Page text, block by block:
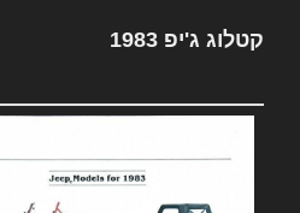
קטלוג ג'יפ 1983